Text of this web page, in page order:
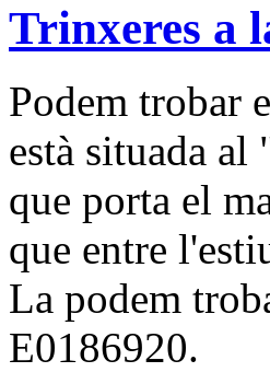
Trinxeres a
Podem trobar
està situada
que porta el
que entre
La podem
E0186920.